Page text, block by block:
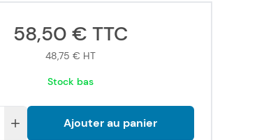
58,50 € TTC
48,75 € HT
Stock bas
Ajouter au panier